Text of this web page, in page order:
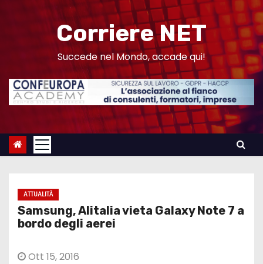
n
Corriere NET
Succede nel Mondo, accade qui!
ATTUALITÀ
Samsung, Alitalia vieta Galaxy Note 7 a
bordo degli aerei
Ott 15, 2016